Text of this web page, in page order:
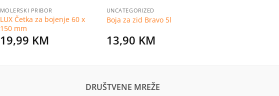
MOLERSKI PRIBOR
LUX Četka za bojenje 60 x
150 mm
19,99 KM
UNCATEGORIZED
Boja za zid Bravo 5l
13,90 KM
DRUŠTVENE MREŽE